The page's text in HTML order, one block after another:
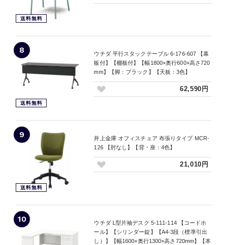
送料無料
8
送料無料
ウチダ 平行スタックテーブル 6-176-607 【幕
板付】【棚板付】【幅1800×奥行600×高さ720
mm】【脚：ブラック】【天板：3色】
62,590円
9
送料無料
井上金庫 オフィスチェア 布張りタイプ MCR-
126 【肘なし】【背・座：4色】
21,010円
10
ウチダ L型片袖デスク 5-111-114 【コードホ
ール】【シリンダー錠】【A4-3段（標準引出
し）】【幅1600×奥行1300×高さ720mm】【本